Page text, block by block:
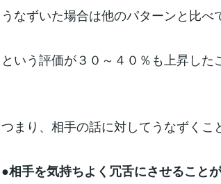
うなずいた場合は他のパターンと比べ
という評価が３０～４０％も上昇した
つまり、相手の話に対してうなずくこ
●相手を気持ちよく冗舌にさせること